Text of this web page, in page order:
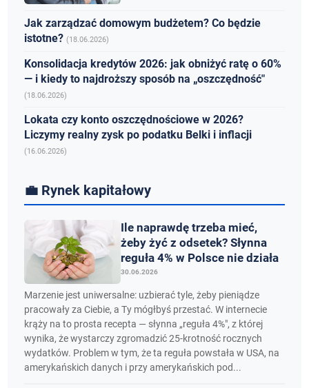
Jak zarządzać domowym budżetem? Co będzie
istotne?(18.06.2026)
Konsolidacja kredytów 2026: jak obniżyć ratę o 60%
— i kiedy to najdroższy sposób na „oszczędność"
(18.06.2026)
Lokata czy konto oszczędnościowe w 2026?
Liczymy realny zysk po podatku Belki i inflacji
(16.06.2026)
💼 Rynek kapitałowy
Ile naprawdę trzeba mieć,
żeby żyć z odsetek? Słynna
reguła 4% w Polsce nie działa
30.06.2026
Marzenie jest uniwersalne: uzbierać tyle, żeby pieniądze
pracowały za Ciebie, a Ty mógłbyś przestać. W internecie
krąży na to prosta recepta — słynna „reguła 4%", z której
wynika, że wystarczy zgromadzić 25-krotność rocznych
wydatków. Problem w tym, że ta reguła powstała w USA, na
amerykańskich danych i przy amerykańskich pod...